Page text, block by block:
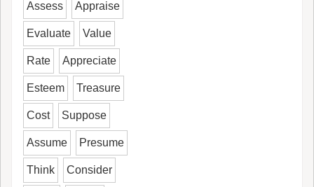
Assess Appraise
Evaluate Value
Rate Appreciate
Esteem Treasure
Cost Suppose
Assume Presume
Think Consider